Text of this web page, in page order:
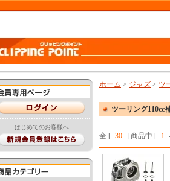
はじめてのお客様へ
ホーム > ジャズ > ツ
ツーリング110cc
全 [ 30 ] 商品中 [ 1